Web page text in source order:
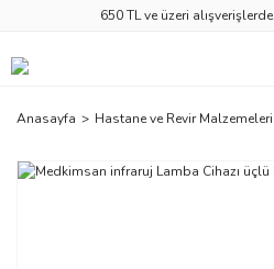
650 TL ve üzeri alışverişlerde
Anasayfa Hastane ve Revir Malzemeleri